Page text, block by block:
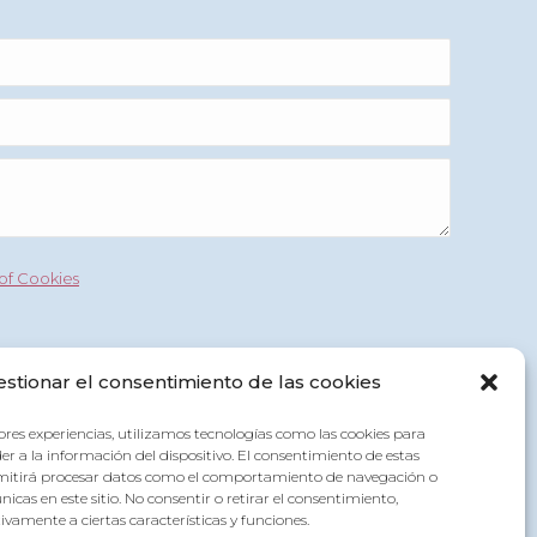
el consentimiento de las cookies
experiencias, utilizamos tecnologías como las cookies para
a la información del dispositivo. El consentimiento de estas
procesar datos como el comportamiento de navegación o
en este sitio. No consentir o retirar el consentimiento,
a ciertas características y funciones.
Cookies
Services